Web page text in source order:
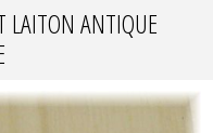
LAITON ANTIQUE